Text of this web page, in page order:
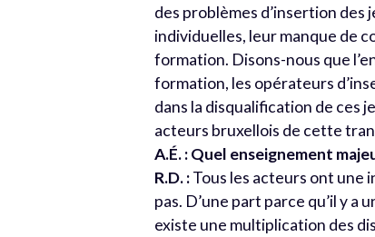
des problèmes d’insertion
individuelles, leur manque de
formation. Disons-nous que
formation, les opérateurs
dans la disqualification de ces
acteurs bruxellois de cette
A.É. : Quel enseignement
R.D. :Tous les acteurs ont une
pas. D’une part parce qu’il y
existe une multiplication des